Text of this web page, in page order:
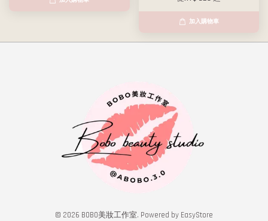
加入購物車
© 2026 BOBO美妝工作室. Powered by EasyStore